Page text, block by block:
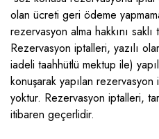
olan ücreti geri ödeme
rezervasyon alma hakkını saklı
Rezervasyon iptalleri, yazılı
iadeli taahhütlü mektup ile)
konuşarak yapılan
yoktur. Rezervasyon iptalleri,
itibaren geçerlidir.